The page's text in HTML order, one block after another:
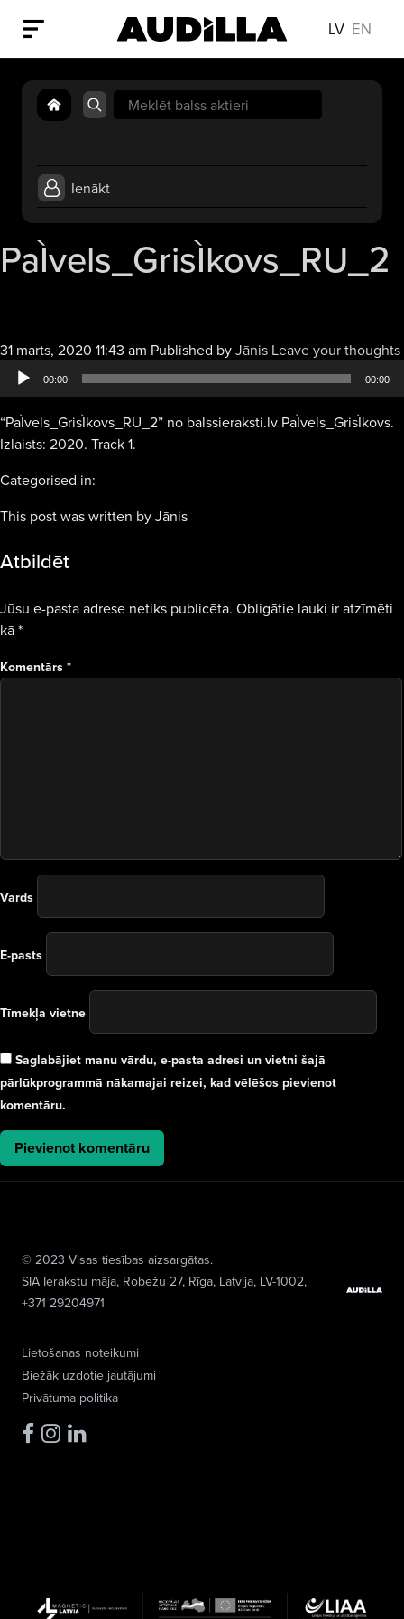
LV EN
Search
for:
Ienākt
PaÌvels_GrisÌkovs_RU_2
31 marts, 2020 11:43 am Published byJānis Leave your thoughts
00:00 00:00
“PaÌvels_GrisÌkovs_RU_2” no balssieraksti.lv PaÌvels_GrisÌkovs.
Izlaists: 2020. Track 1.
Categorised in:
This post was written by Jānis
Atbildēt
Jūsu e-pasta adrese netiks publicēta. Obligātie lauki ir atzīmēti
kā*
Komentārs *
Vārds
E-pasts
Tīmekļa vietne
Saglabājiet manu vārdu, e-pasta adresi un vietni šajā
pārlūkprogrammā nākamajai reizei, kad vēlēšos pievienot
komentāru.
Lietošanas noteikumi
Biežāk uzdotie jautājumi
Privātuma politika
© 2023 Visas tiesības aizsargātas.
SIA Ierakstu māja, Robežu 27, Rīga, Latvija, LV-1002,
+371 29204971